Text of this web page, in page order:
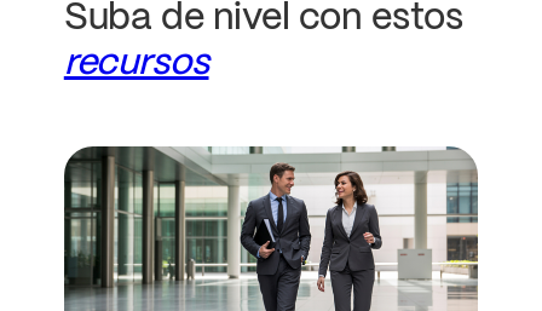
Suba de nivel con estos
recursos